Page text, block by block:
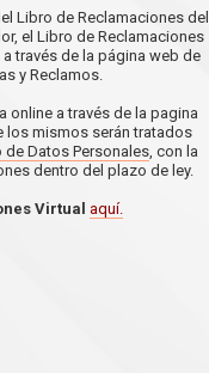
Libro de Reclamaciones del
el Libro de Reclamaciones
través de la página web de
y Reclamos.
online a través de la pagina
los mismos serán tratados
de Datos Personales, con la
dentro del plazo de ley.
Virtual aquí.